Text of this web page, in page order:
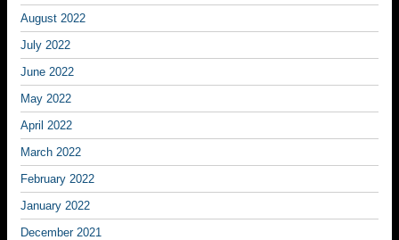
August 2022
July 2022
June 2022
May 2022
April 2022
March 2022
February 2022
January 2022
December 2021